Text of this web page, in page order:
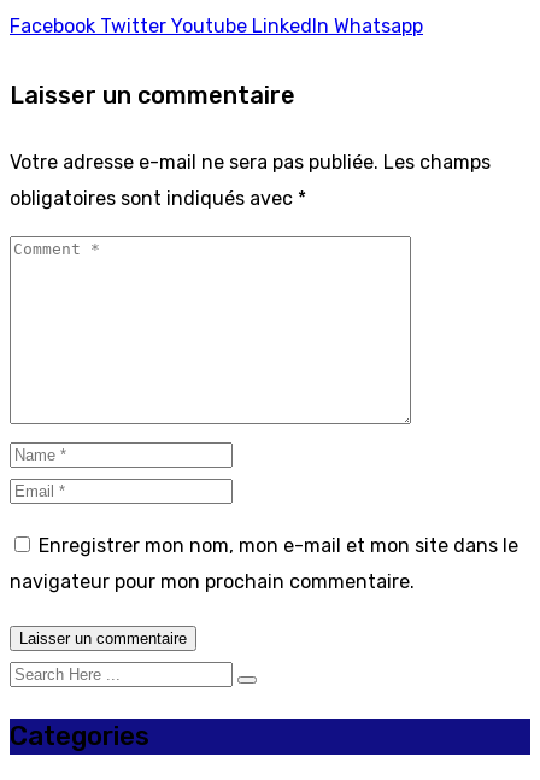
Facebook Twitter Youtube LinkedIn Whatsapp
Laisser un commentaire
Votre adresse e-mail ne sera pas publiée. Les champs
obligatoires sont indiqués avec *
Enregistrer mon nom, mon e-mail et mon site dans le
navigateur pour mon prochain commentaire.
Categories